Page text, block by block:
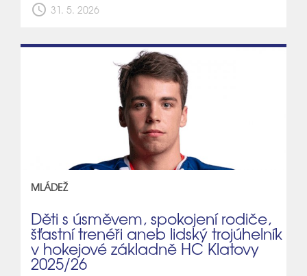
schedule 31. 5. 2026
MLÁDEŽ
Děti s úsměvem, spokojení rodiče,
šťastní trenéři aneb lidský trojúhelník
v hokejové základně HC Klatovy
2025/26